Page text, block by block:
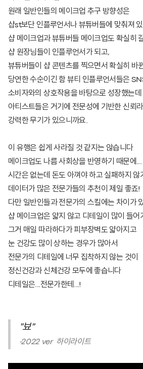
원래 일반인들의 메이크업 추구 방향성은
샵st보단 인플루언서나 뷰튜버들에 맞춰져
샵 메이크업과 뷰튜버들 메이크업도 확실히
샵 원장님들이 인플루언서가 되고,
뷰튜버들이 샵 콘텐츠를 찍으면서 확실히 바
당연한 수순이긴 함 뷰티 인플루언서들은
소비자와의 상호작용을 바탕으로 성장했는데
아티스트들은 거기에 전문성에 기반한 신뢰
강력한 무기가 있으니까요.
이 유행은 쉽게 사라질 것 같지는 않습니다
메이크업도 나름 사회상을 반영하기 때문에...
시간은 없는데 돈도 아껴야 하고 실패하지 않
데이터가 많은 전문가들의 추천이 제일 좋죠!
다만 일반인들과 전문가의 스킬에는 차이가
샵 메이크업은 얇지 않고 디테일이 많이 들어
그거 매일 따라하다가 피부장벽도 얇아지고
눈 건강도 많이 상하는 경우가 많아서
전문가의 디테일에 너무 집착하지 않는 것이
정신건강과 신체건강 모두에 좋습니다
디테일은...전문가한테...!
"뵤"
-2022 ver 하이라이트